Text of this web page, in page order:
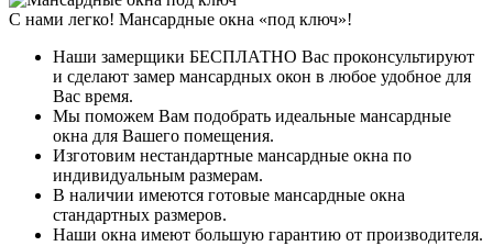
С нами легко! Мансардные окна «под ключ»!
Наши замерщики БЕСПЛАТНО Вас проконсультируют
и сделают замер мансардных окон в любое удобное для
Вас время.
Мы поможем Вам подобрать идеальные мансардные
окна для Вашего помещения.
Изготовим нестандартные мансардные окна по
индивидуальным размерам.
В наличии имеются готовые мансардные окна
стандартных размеров.
Наши окна имеют большую гарантию от производителя.